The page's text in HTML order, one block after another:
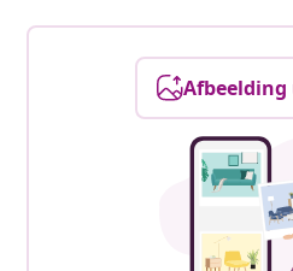
Afbeelding